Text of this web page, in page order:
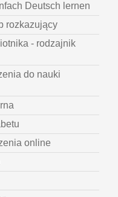
Deutsch lernen
rozkazujący
- rodzajnik
do nauki
online